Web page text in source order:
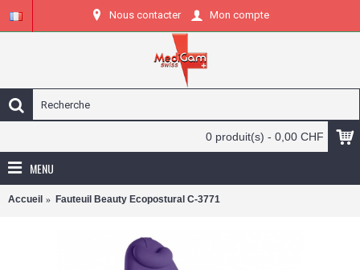
Nous contacter Mon compte
0 produit(s) - 0,00 CHF
MENU
Accueil Fauteuil Beauty Ecopostural C-3771